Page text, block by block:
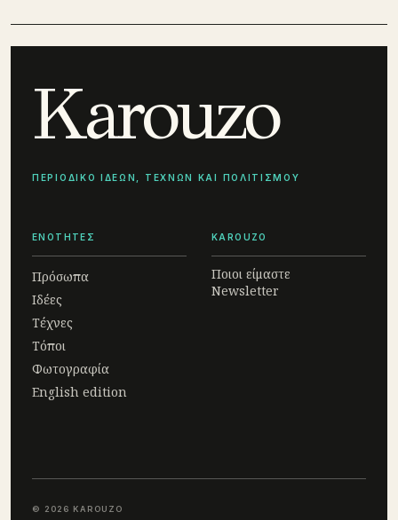
Karouzo
ΠΕΡΙΟΔΙΚΟ ΙΔΕΩΝ, ΤΕΧΝΩΝ ΚΑΙ ΠΟΛΙΤΙΣΜΟΥ
ΕΝΟΤΗΤΕΣ
Πρόσωπα
Ιδέες
Τέχνες
Τόποι
Φωτογραφία
English edition
KAROUZO
Ποιοι είμαστε
Newsletter
© 2026 KAROUZO